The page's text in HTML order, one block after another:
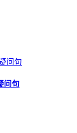
问句